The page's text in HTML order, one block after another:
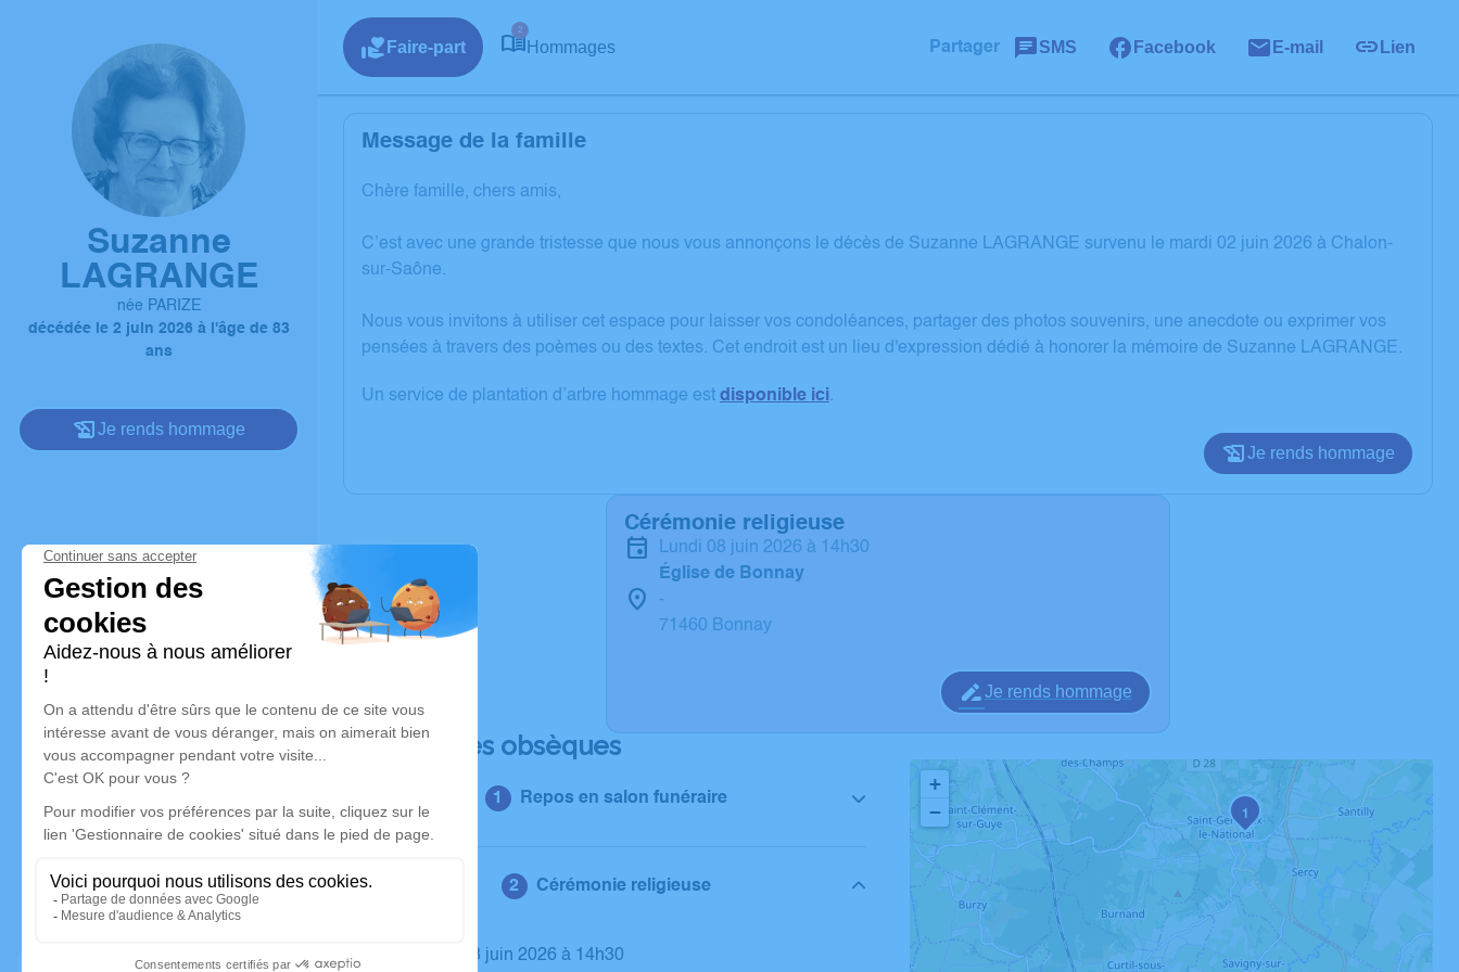
Suzanne
LAGRANGE
née PARIZE
décédée le 2 juin 2026 à l'âge de 83
ans
Je rends hommage
Faire-part
2
Hommages Partager SMS Facebook E-mail Lien
Message de la famille
Chère famille, chers amis,
C’est avec une grande tristesse que nous vous annonçons le décès de Suzanne LAGRANGE survenu le mardi 02 juin 2026 à Chalon-
sur-Saône.
Nous vous invitons à utiliser cet espace pour laisser vos condoléances, partager des photos souvenirs, une anecdote ou exprimer vos
pensées à travers des poèmes ou des textes. Cet endroit est un lieu d'expression dédié à honorer la mémoire de Suzanne LAGRANGE.
Un service de plantation d’arbre hommage est disponible ici.
Je rends hommage
Cérémonie religieuse
lundi 08 juin 2026 à 14h30
Église de Bonnay
-
71460 Bonnay
Je rends hommage
Déroulé des obsèques
Repos en salon funéraire
Cérémonie religieuse
Le lundi 08 juin 2026 à 14h30
1
+
−